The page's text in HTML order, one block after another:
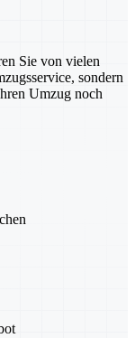
Sie von vielen
sondern
Umzug noch